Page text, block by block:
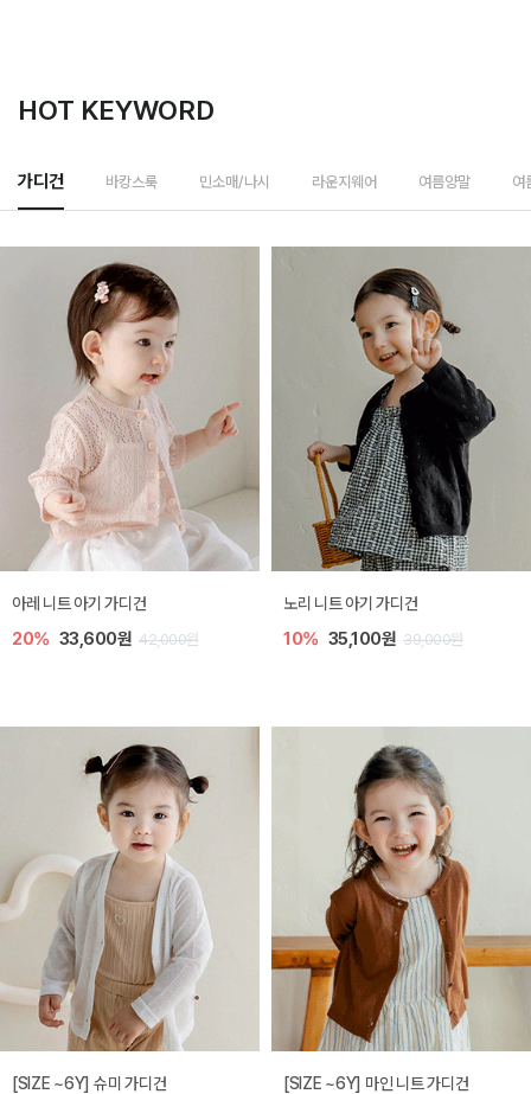
HOT KEYWORD
가디건 바캉스룩 민소매/나시 라운지웨어 여름양말 여
건
42,000원
노리 니트 아기 가디건
10% 39,000원
가디건 [SIZE ~6Y] 마인 니트 가디건
30%
밀라 아기 점프